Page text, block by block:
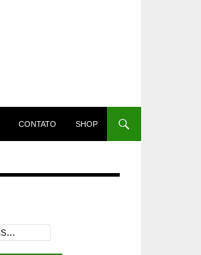
CONTATO SHOP